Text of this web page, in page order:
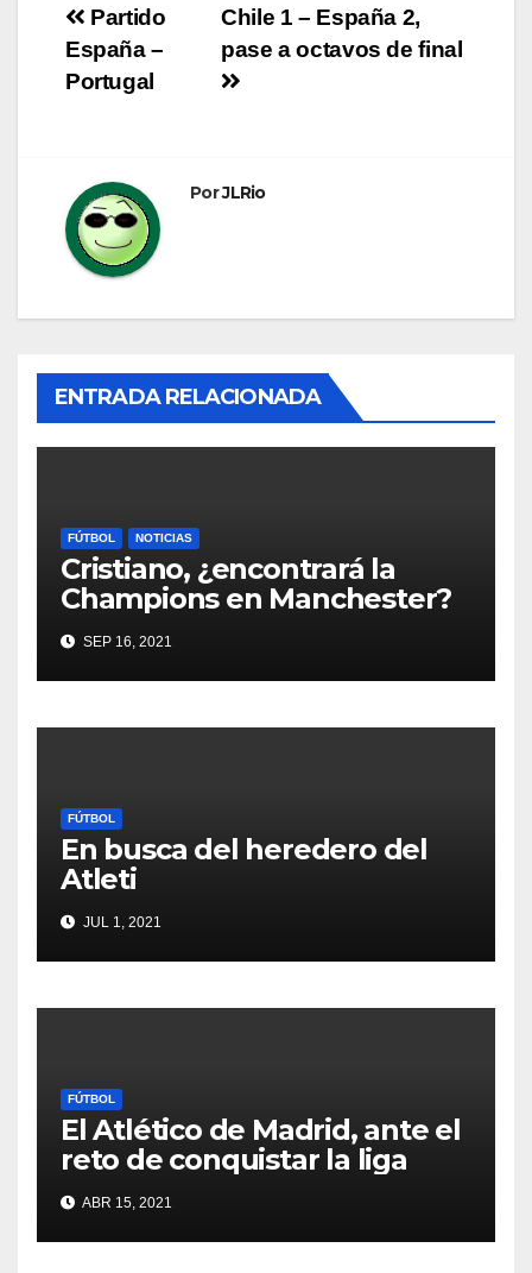
Navegación
de
Chile 1 – España 2,
pase a octavos de final
Partido
España –
Portugal
PorJLRio
ENTRADA RELACIONADA
FÚTBOL NOTICIAS
Cristiano, ¿encontrará la
Champions en Manchester?
SEP 16, 2021
FÚTBOL
En busca del heredero del
Atleti
JUL 1, 2021
FÚTBOL
El Atlético de Madrid, ante el
reto de conquistar la liga
ABR 15, 2021